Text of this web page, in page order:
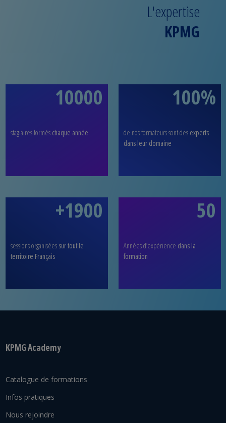
L'expertise
KPMG
10000
stagiaires formés chaque année
100%
de nos formateurs sont des experts
dans leur domaine
+1900
sessions organisées sur tout le
territoire Français
50
Années d’expérience dans la
formation
KPMG Academy
Catalogue de formations
Infos pratiques
Nous rejoindre